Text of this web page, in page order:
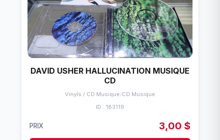
DAVID USHER HALLUCINATION MUSIQUE
CD
Vinyls / CD Musique/CD Musique
ID : 183119
PRIX 3,00 $